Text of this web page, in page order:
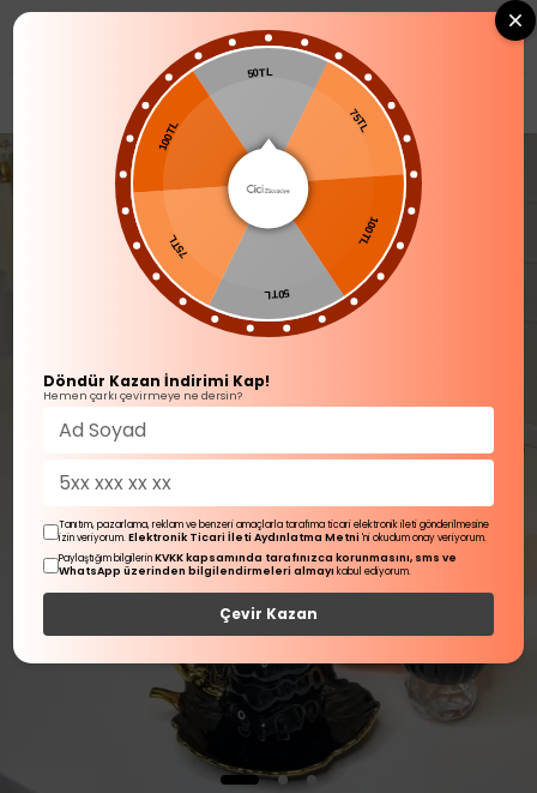
0
50TL
75TL
100TL
50TL
75TL
100TL
Döndür Kazan İndirimi Kap!
Hemen çarkı çevirmeye ne dersin?
Tanıtım, pazarlama, reklam ve benzeri amaçlarla tarafıma ticari elektronik ileti gönderilmesine
izin veriyorum.Elektronik Ticari İleti Aydınlatma Metni 'ni okudum onay veriyorum.
Paylaştığım bilgilerinKVKK kapsamında tarafınızca korunmasını, sms ve
WhatsApp üzerinden bilgilendirmeleri almayı kabul ediyorum.
Çevir Kazan